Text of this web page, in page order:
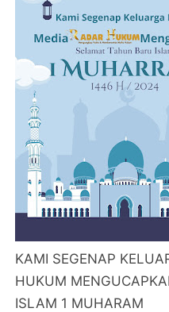
KAMI SEGENAP
HUKUM
ISLAM 1 MUHARAM